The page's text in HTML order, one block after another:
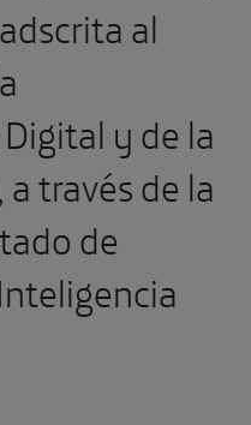
al
y de la
través de la
de